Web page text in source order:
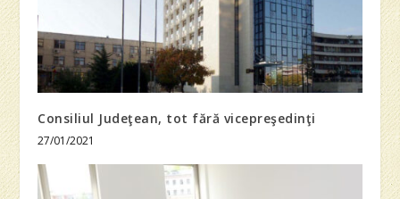
Consiliul Judeţean, tot fără vicepreşedinţi
27/01/2021